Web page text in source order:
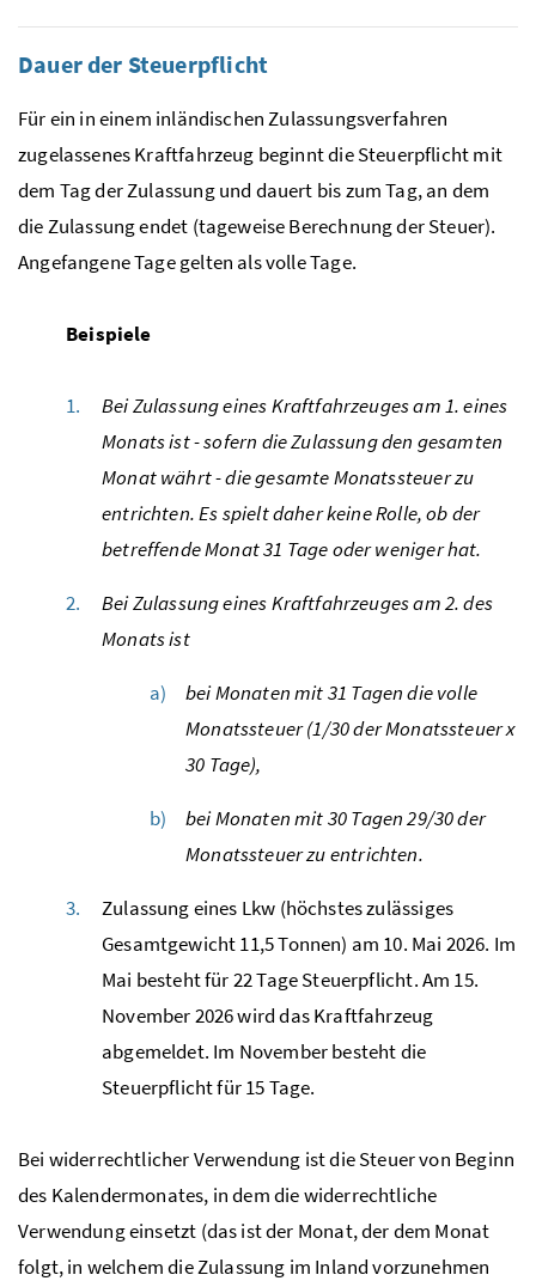
Dauer der Steuerpflicht
Für ein in einem inländischen Zulassungsverfahren
zugelassenes Kraftfahrzeug beginnt die Steuerpflicht mit
dem Tag der Zulassung und dauert bis zum Tag, an dem
die Zulassung endet (tageweise Berechnung der Steuer).
Angefangene Tage gelten als volle Tage.
Beispiele
Bei Zulassung eines Kraftfahrzeuges am1. eines
Monats ist - sofern die Zulassung den gesamten
Monat währt - die gesamte Monatssteuer zu
entrichten. Es spielt daher keine Rolle, ob der
betreffende Monat 31 Tage oder weniger hat.
Bei Zulassung einesKraftfahrzeugesam 2. des
Monats ist
bei Monaten mit 31 Tagen die volle
Monatssteuer (1/30 der Monatssteuer x
30 Tage),
bei Monaten mit 30 Tagen 29/30 der
Monatssteuer zu entrichten.
Zulassung eines Lkw (höchstes zulässiges
Gesamtgewicht 11,5 Tonnen) am 10. Mai 2026. Im
Mai besteht für 22 Tage Steuerpflicht. Am 15.
November 2026 wird das Kraftfahrzeug
abgemeldet. Im November besteht die
Steuerpflicht für 15 Tage.
Bei widerrechtlicher Verwendung ist die Steuer von Beginn
des Kalendermonates, in dem die widerrechtliche
Verwendung einsetzt (das ist der Monat, der dem Monat
folgt, in welchem die Zulassung im Inland vorzunehmen